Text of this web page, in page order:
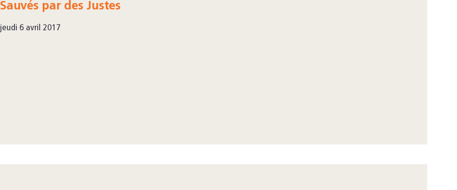
Sauvés par des Justes
jeudi 6 avril 2017